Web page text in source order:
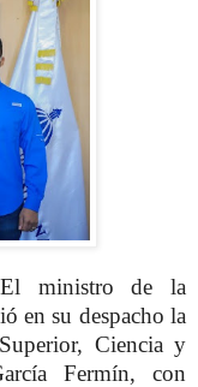
El ministro de la
en su despacho la
Ciencia y
Fermín, con